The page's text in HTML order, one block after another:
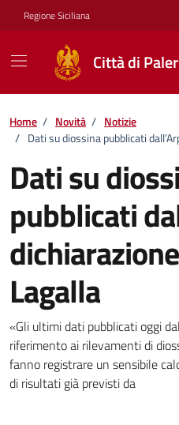
Vai ai contenuti
Vai al footer
Regione Siciliana
Città di
Home / Novità / Notizie
/ Dati su diossina pubblicati
Dati su
pubblicati
Lagalla
Dettagli della
«Gli ultimi dati pubblicati oggi
riferimento ai rilevamenti di
fanno registrare un sensibile
di risultati già previsti da